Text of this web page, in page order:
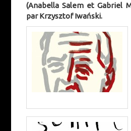
(Anabella Salem et Gabriel
par Krzysztof Iwański.